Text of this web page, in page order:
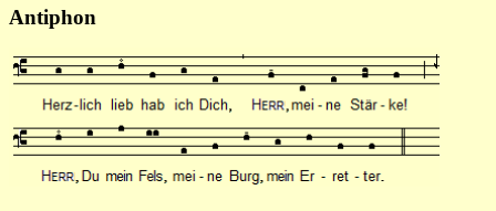
Antiphon